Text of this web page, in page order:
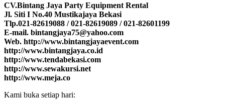
CV.Bintang Jaya Party Equipment Rental
Jl. Siti I No.40 Mustikajaya Bekasi
Tlp.021-82619088 / 021-82619089 / 021-82601199
E-mail. bintangjaya75@yahoo.com
Web. http://www.bintangjayaevent.com
http://www.bintangjaya.co.id
http://www.tendabekasi.com
http://www.sewakursi.net
http://www.meja.co
Kami buka setiap hari: